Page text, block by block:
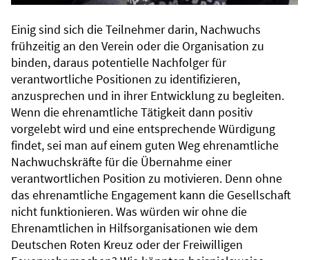
Einig sind sich die Teilnehmer darin, Nachwuchs
frühzeitig an den Verein oder die Organisation zu
binden, daraus potentielle Nachfolger für
verantwortliche Positionen zu identifizieren,
anzusprechen und in ihrer Entwicklung zu begleiten.
Wenn die ehrenamtliche Tätigkeit dann positiv
vorgelebt wird und eine entsprechende Würdigung
findet, sei man auf einem guten Weg ehrenamtliche
Nachwuchskräfte für die Übernahme einer
verantwortlichen Position zu motivieren. Denn ohne
das ehrenamtliche Engagement kann die Gesellschaft
nicht funktionieren. Was würden wir ohne die
Ehrenamtlichen in Hilfsorganisationen wie dem
Deutschen Roten Kreuz oder der Freiwilligen